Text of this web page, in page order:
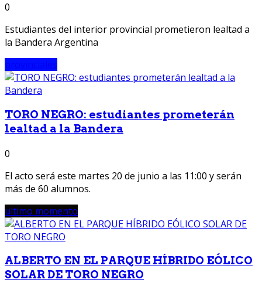
0
Estudiantes del interior provincial prometieron lealtad a
la Bandera Argentina
TORO NEGRO: estudiantes prometerán
lealtad a la Bandera
0
El acto será este martes 20 de junio a las 11:00 y serán
más de 60 alumnos.
ultimo momento
ALBERTO EN EL PARQUE HÍBRIDO EÓLICO
SOLAR DE TORO NEGRO